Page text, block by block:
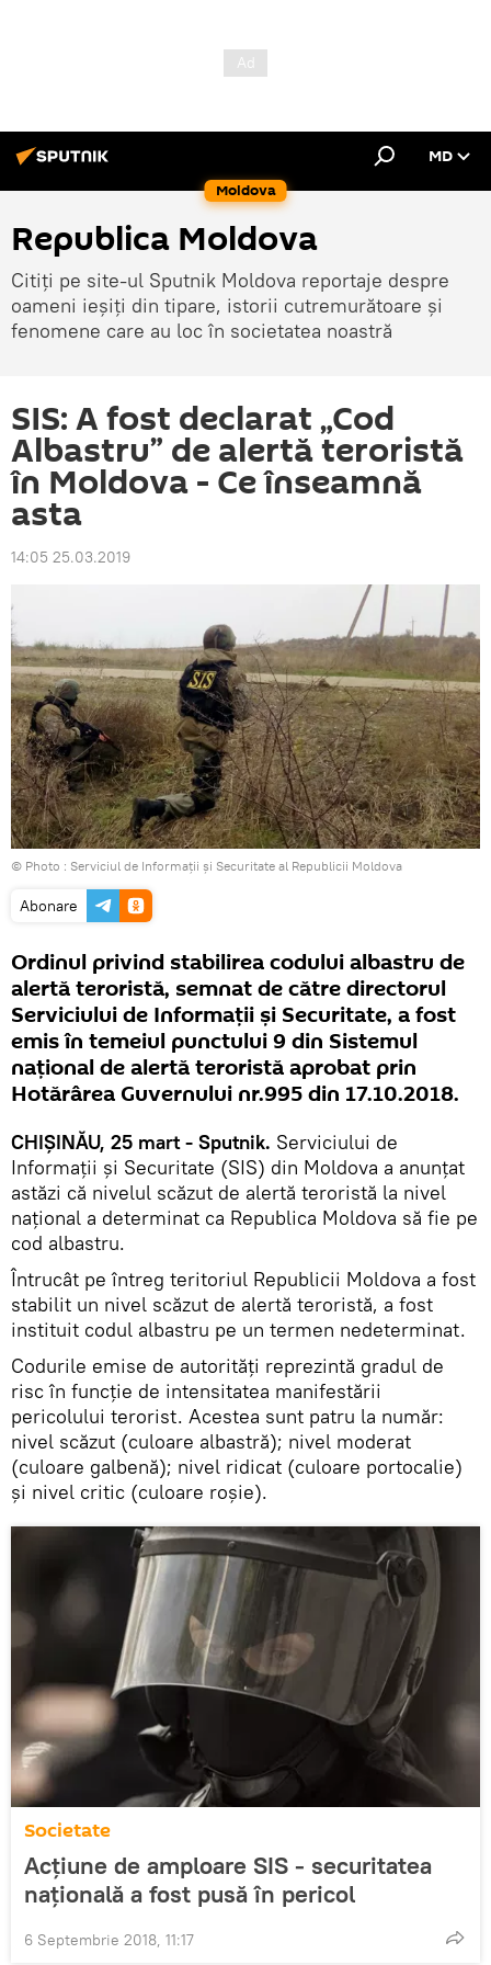
Moldova
MD
Republica Moldova
Citiți pe site-ul Sputnik Moldova reportaje despre
oameni ieșiți din tipare, istorii cutremurătoare și
fenomene care au loc în societatea noastră
SIS: A fost declarat „Cod
Albastru” de alertă teroristă
în Moldova - Ce înseamnă
asta
14:05 25.03.2019
© Photo : Serviciul de Informaţii şi Securitate al Republicii Moldova
Abonare
Ordinul privind stabilirea codului albastru de
alertă teroristă, semnat de către directorul
Serviciului de Informaţii şi Securitate, a fost
emis în temeiul punctului 9 din Sistemul
naţional de alertă teroristă aprobat prin
Hotărârea Guvernului nr.995 din 17.10.2018.
CHIȘINĂU, 25 mart - Sputnik. Serviciului de
Informaţii şi Securitate (SIS) din Moldova a anunțat
astăzi că nivelul scăzut de alertă teroristă la nivel
naţional a determinat ca Republica Moldova să fie pe
cod albastru.
Întrucât pe întreg teritoriul Republicii Moldova a fost
stabilit un nivel scăzut de alertă teroristă, a fost
instituit codul albastru pe un termen nedeterminat.
Codurile emise de autorități reprezintă gradul de
risc în funcție de intensitatea manifestării
pericolului terorist. Acestea sunt patru la număr:
nivel scăzut (culoare albastră); nivel moderat
(culoare galbenă); nivel ridicat (culoare portocalie)
şi nivel critic (culoare roșie).
Societate
Acțiune de amploare SIS - securitatea
națională a fost pusă în pericol
6 Septembrie 2018, 11:17